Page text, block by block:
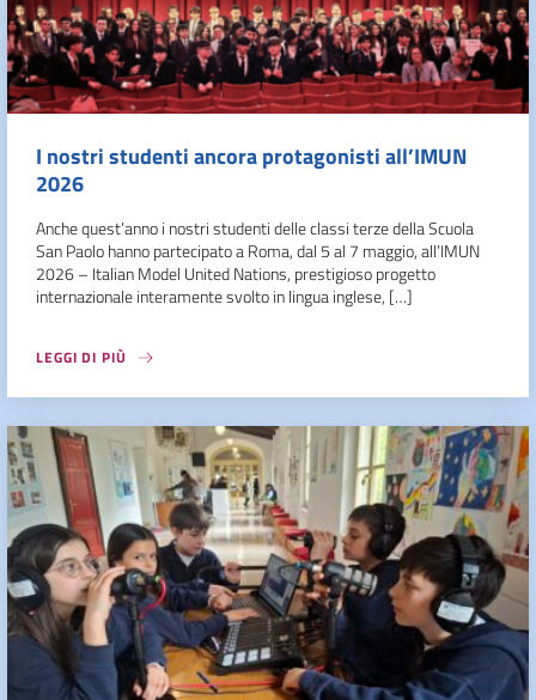
I nostri studenti ancora protagonisti all’IMUN
2026
Anche quest’anno i nostri studenti delle classi terze della Scuola
San Paolo hanno partecipato a Roma, dal 5 al 7 maggio, all’IMUN
2026 – Italian Model United Nations, prestigioso progetto
internazionale interamente svolto in lingua inglese, […]
LEGGI DI PIÙ